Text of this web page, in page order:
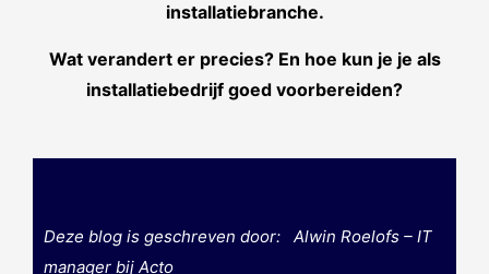
installatiebranche.
Wat verandert er precies? En hoe kun je je als
installatiebedrijf goed voorbereiden?
Deze blog is geschreven door: Alwin Roelofs – IT
manager bij Acto